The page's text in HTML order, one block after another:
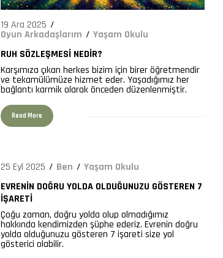
19 Ara 2025
Oyun Arkadaşlarım
Yaşam Okulu
RUH SÖZLEŞMESI NEDIR?
Karşımıza çıkan herkes bizim için birer öğretmendir
ve tekamülümüze hizmet eder. Yaşadığımız her
bağlantı karmik olarak önceden düzenlenmiştir.
Read More
25 Eyl 2025 Ben
Yaşam Okulu
EVRENIN DOĞRU YOLDA OLDUĞUNUZU GÖSTEREN 7
İŞARETI
Çoğu zaman, doğru yolda olup olmadığımız
hakkında kendimizden şüphe ederiz. Evrenin doğru
yolda olduğunuzu gösteren 7 işareti size yol
gösterici olabilir.
1329
762